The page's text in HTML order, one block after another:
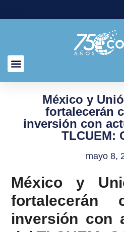
México y
fortalecerán
inversión con
TLCUEM:
mayo 8,
México y
fortalecerán
inversión con